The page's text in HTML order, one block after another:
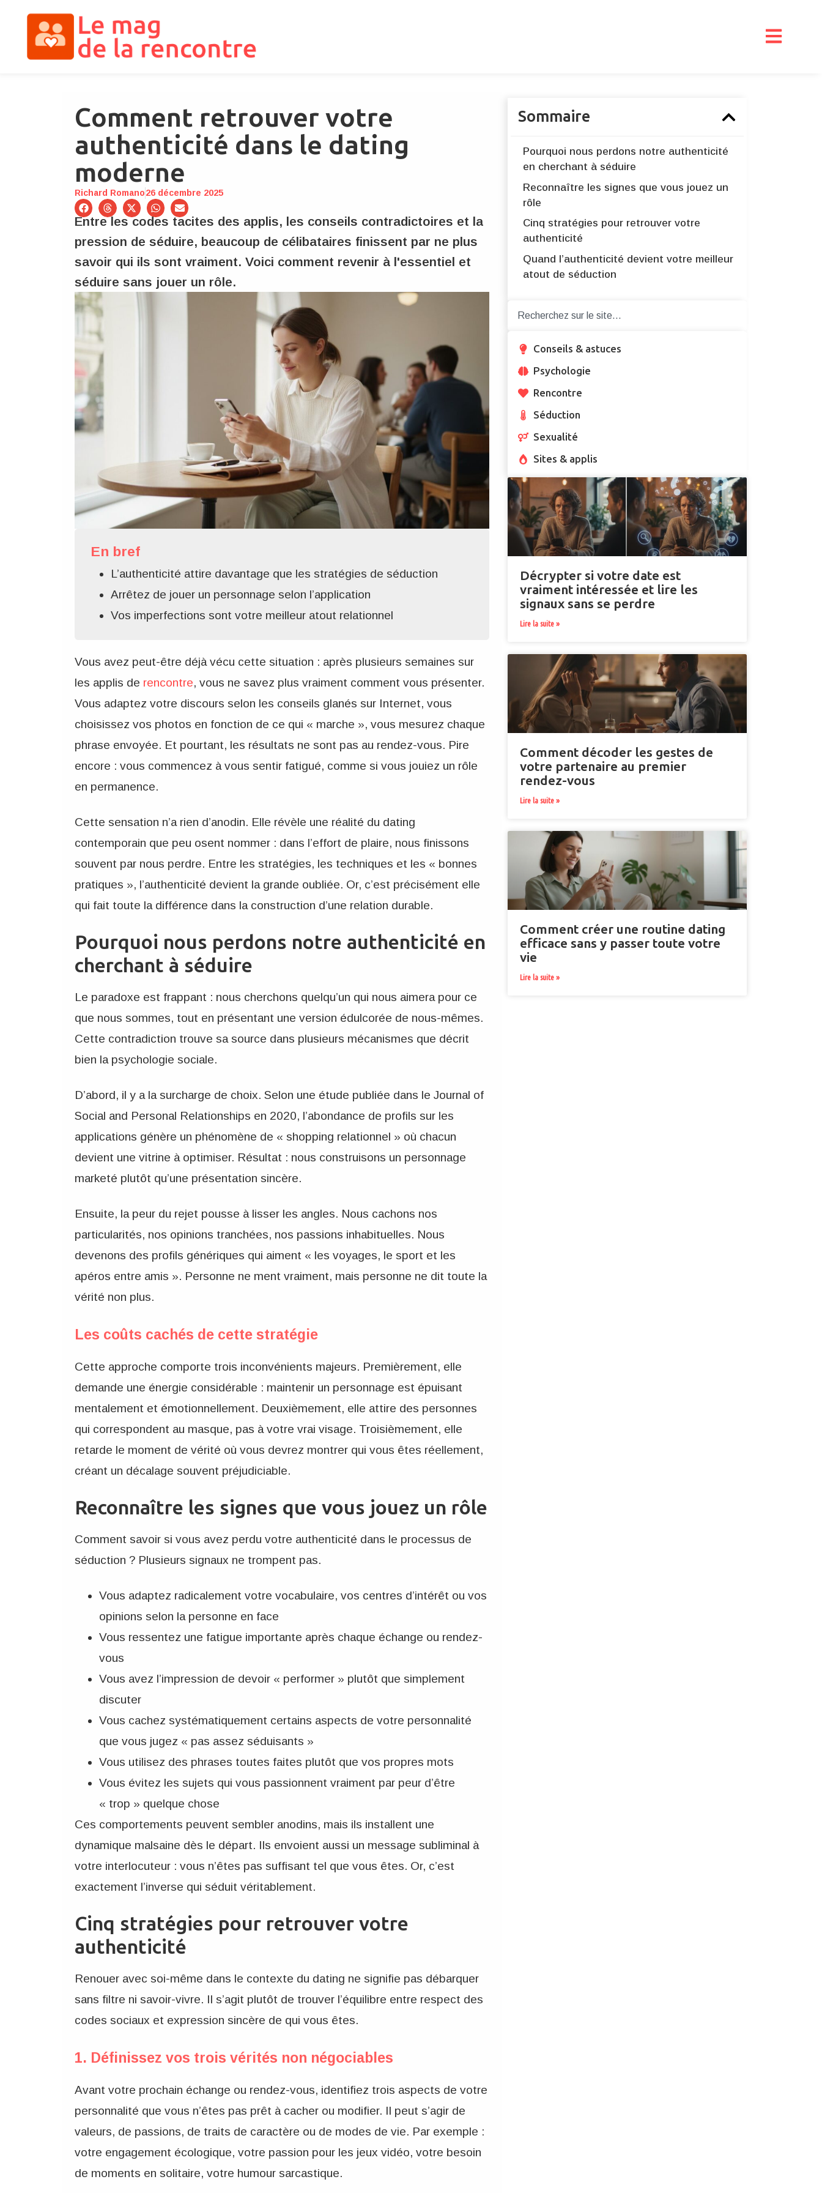
Comment retrouver votre
authenticité dans le dating
moderne
Richard Romano26 décembre 2025
Entre les codes tacites des applis, les conseils contradictoires et la
pression de séduire, beaucoup de célibataires finissent par ne plus
savoir qui ils sont vraiment. Voici comment revenir à l'essentiel et
séduire sans jouer un rôle.
En bref
L’authenticité attire davantage que les stratégies de séduction
Arrêtez de jouer un personnage selon l’application
Vos imperfections sont votre meilleur atout relationnel
Vous avez peut-être déjà vécu cette situation : après plusieurs semaines sur
les applis de rencontre, vous ne savez plus vraiment comment vous présenter.
Vous adaptez votre discours selon les conseils glanés sur Internet, vous
choisissez vos photos en fonction de ce qui « marche », vous mesurez chaque
phrase envoyée. Et pourtant, les résultats ne sont pas au rendez-vous. Pire
encore : vous commencez à vous sentir fatigué, comme si vous jouiez un rôle
en permanence.
Cette sensation n’a rien d’anodin. Elle révèle une réalité du dating
contemporain que peu osent nommer : dans l’effort de plaire, nous finissons
souvent par nous perdre. Entre les stratégies, les techniques et les « bonnes
pratiques », l’authenticité devient la grande oubliée. Or, c’est précisément elle
qui fait toute la différence dans la construction d’une relation durable.
Pourquoi nous perdons notre authenticité en
cherchant à séduire
Le paradoxe est frappant : nous cherchons quelqu’un qui nous aimera pour ce
que nous sommes, tout en présentant une version édulcorée de nous-mêmes.
Cette contradiction trouve sa source dans plusieurs mécanismes que décrit
bien la psychologie sociale.
D’abord, il y a la surcharge de choix. Selon une étude publiée dans le Journal of
Social and Personal Relationships en 2020, l’abondance de profils sur les
applications génère un phénomène de « shopping relationnel » où chacun
devient une vitrine à optimiser. Résultat : nous construisons un personnage
marketé plutôt qu’une présentation sincère.
Ensuite, la peur du rejet pousse à lisser les angles. Nous cachons nos
particularités, nos opinions tranchées, nos passions inhabituelles. Nous
devenons des profils génériques qui aiment « les voyages, le sport et les
apéros entre amis ». Personne ne ment vraiment, mais personne ne dit toute la
vérité non plus.
Les coûts cachés de cette stratégie
Cette approche comporte trois inconvénients majeurs. Premièrement, elle
demande une énergie considérable : maintenir un personnage est épuisant
mentalement et émotionnellement. Deuxièmement, elle attire des personnes
qui correspondent au masque, pas à votre vrai visage. Troisièmement, elle
retarde le moment de vérité où vous devrez montrer qui vous êtes réellement,
créant un décalage souvent préjudiciable.
Reconnaître les signes que vous jouez un rôle
Comment savoir si vous avez perdu votre authenticité dans le processus de
séduction ? Plusieurs signaux ne trompent pas.
Vous adaptez radicalement votre vocabulaire, vos centres d’intérêt ou vos
opinions selon la personne en face
Vous ressentez une fatigue importante après chaque échange ou rendez-
vous
Vous avez l’impression de devoir « performer » plutôt que simplement
discuter
Vous cachez systématiquement certains aspects de votre personnalité
que vous jugez « pas assez séduisants »
Vous utilisez des phrases toutes faites plutôt que vos propres mots
Vous évitez les sujets qui vous passionnent vraiment par peur d’être
« trop » quelque chose
Ces comportements peuvent sembler anodins, mais ils installent une
dynamique malsaine dès le départ. Ils envoient aussi un message subliminal à
votre interlocuteur : vous n’êtes pas suffisant tel que vous êtes. Or, c’est
exactement l’inverse qui séduit véritablement.
Cinq stratégies pour retrouver votre
authenticité
Renouer avec soi-même dans le contexte du dating ne signifie pas débarquer
sans filtre ni savoir-vivre. Il s’agit plutôt de trouver l’équilibre entre respect des
codes sociaux et expression sincère de qui vous êtes.
1. Définissez vos trois vérités non négociables
Avant votre prochain échange ou rendez-vous, identifiez trois aspects de votre
personnalité que vous n’êtes pas prêt à cacher ou modifier. Il peut s’agir de
valeurs, de passions, de traits de caractère ou de modes de vie. Par exemple :
votre engagement écologique, votre passion pour les jeux vidéo, votre besoin
de moments en solitaire, votre humour sarcastique.
Sommaire
Pourquoi nous perdons notre authenticité
en cherchant à séduire
Reconnaître les signes que vous jouez un
rôle
Cinq stratégies pour retrouver votre
authenticité
Quand l’authenticité devient votre meilleur
atout de séduction
Conseils & astuces
Psychologie
Rencontre
Séduction
Sexualité
Sites & applis
Décrypter si votre date est
vraiment intéressée et lire les
signaux sans se perdre
Lire la suite »
Comment décoder les gestes de
votre partenaire au premier
rendez-vous
Lire la suite »
Comment créer une routine dating
efficace sans y passer toute votre
vie
Lire la suite »